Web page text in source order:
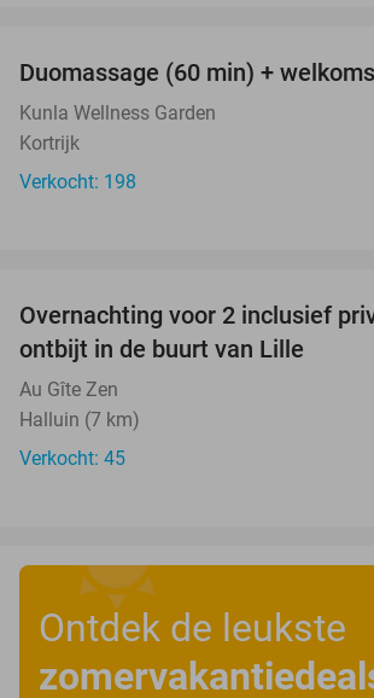
Duomassage (60 min) +
Kunla Wellness Garden
Kortrijk
Verkocht: 198
Overnachting voor 2 inclusief
ontbijt in de buurt van Lille
Au Gîte Zen
Halluin (7 km)
Verkocht: 45
Ontdek de leukste